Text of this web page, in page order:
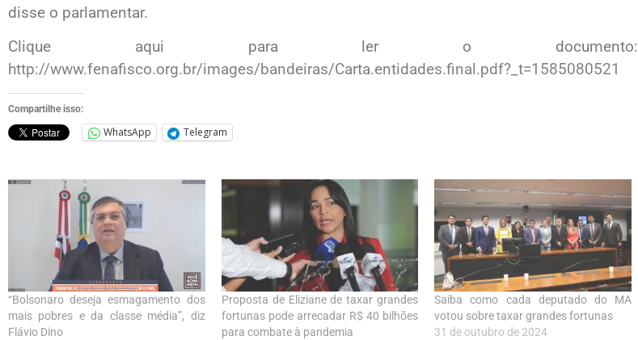
disse o parlamentar.
Clique aqui para ler o documento:
http://www.fenafisco.org.br/images/bandeiras/Carta.entidades.final.pdf?_t=1585080521
Compartilhe isso:
WhatsApp Telegram
“Bolsonaro deseja esmagamento dos
mais pobres e da classe média”, diz
Flávio Dino
Proposta de Eliziane de taxar grandes
fortunas pode arrecadar R$ 40 bilhões
para combate à pandemia
Saiba como cada deputado do MA
votou sobre taxar grandes fortunas
31 de outubro de 2024